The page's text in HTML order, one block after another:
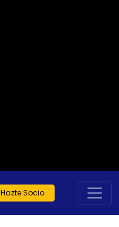
Hazte Socio